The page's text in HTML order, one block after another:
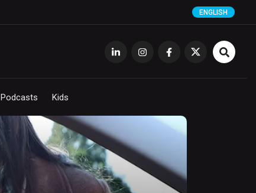
ENGLISH
Podcasts Kids